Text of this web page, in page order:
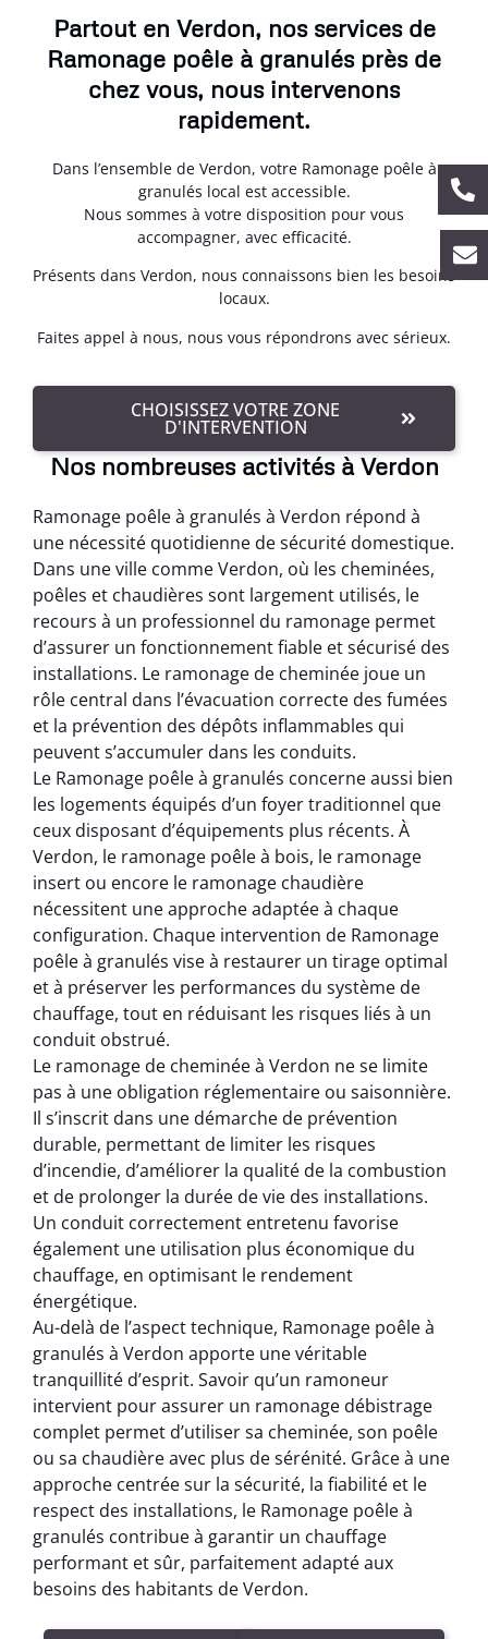
Partout en Verdon, nos services de
Ramonage poêle à granulés près de
chez vous, nous intervenons
rapidement.
Dans l’ensemble de Verdon, votre Ramonage poêle à
granulés local est accessible.
Nous sommes à votre disposition pour vous
accompagner, avec efficacité.
Présents dans Verdon, nous connaissons bien les besoins
locaux.
Faites appel à nous, nous vous répondrons avec sérieux.
CHOISISSEZ VOTRE ZONE
D'INTERVENTION
Nos nombreuses activités à Verdon
Ramonage poêle à granulés à Verdon répond à
une nécessité quotidienne de sécurité domestique.
Dans une ville comme Verdon, où les cheminées,
poêles et chaudières sont largement utilisés, le
recours à un professionnel du ramonage permet
d’assurer un fonctionnement fiable et sécurisé des
installations. Le ramonage de cheminée joue un
rôle central dans l’évacuation correcte des fumées
et la prévention des dépôts inflammables qui
peuvent s’accumuler dans les conduits.
Le Ramonage poêle à granulés concerne aussi bien
les logements équipés d’un foyer traditionnel que
ceux disposant d’équipements plus récents. À
Verdon, le ramonage poêle à bois, le ramonage
insert ou encore le ramonage chaudière
nécessitent une approche adaptée à chaque
configuration. Chaque intervention de Ramonage
poêle à granulés vise à restaurer un tirage optimal
et à préserver les performances du système de
chauffage, tout en réduisant les risques liés à un
conduit obstrué.
Le ramonage de cheminée à Verdon ne se limite
pas à une obligation réglementaire ou saisonnière.
Il s’inscrit dans une démarche de prévention
durable, permettant de limiter les risques
d’incendie, d’améliorer la qualité de la combustion
et de prolonger la durée de vie des installations.
Un conduit correctement entretenu favorise
également une utilisation plus économique du
chauffage, en optimisant le rendement
énergétique.
Au-delà de l’aspect technique, Ramonage poêle à
granulés à Verdon apporte une véritable
tranquillité d’esprit. Savoir qu’un ramoneur
intervient pour assurer un ramonage débistrage
complet permet d’utiliser sa cheminée, son poêle
ou sa chaudière avec plus de sérénité. Grâce à une
approche centrée sur la sécurité, la fiabilité et le
respect des installations, le Ramonage poêle à
granulés contribue à garantir un chauffage
performant et sûr, parfaitement adapté aux
besoins des habitants de Verdon.